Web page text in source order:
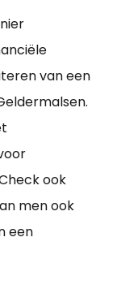
van een
ook
men ook
een